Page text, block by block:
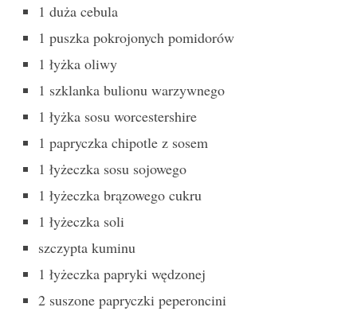
1 duża cebula
1 puszka pokrojonych pomidorów
1 łyżka oliwy
1 szklanka bulionu warzywnego
1 łyżka sosu worcestershire
1 papryczka chipotle z sosem
1 łyżeczka sosu sojowego
1 łyżeczka brązowego cukru
1 łyżeczka soli
szczypta kuminu
1 łyżeczka papryki wędzonej
2 suszone papryczki peperoncini